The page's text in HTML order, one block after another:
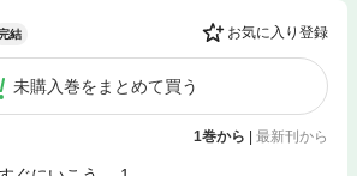
結 お気に入り登録
未購入巻をまとめて買う
1巻から 最新刊から